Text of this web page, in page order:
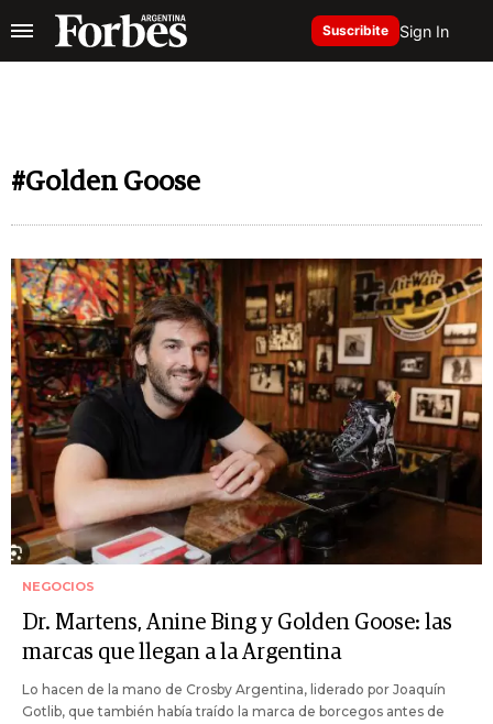
Suscribite Sign In
#Golden Goose
NEGOCIOS
Dr. Martens, Anine Bing y Golden Goose: las
marcas que llegan a la Argentina
Lo hacen de la mano de Crosby Argentina, liderado por Joaquín
Gotlib, que también había traído la marca de borcegos antes de